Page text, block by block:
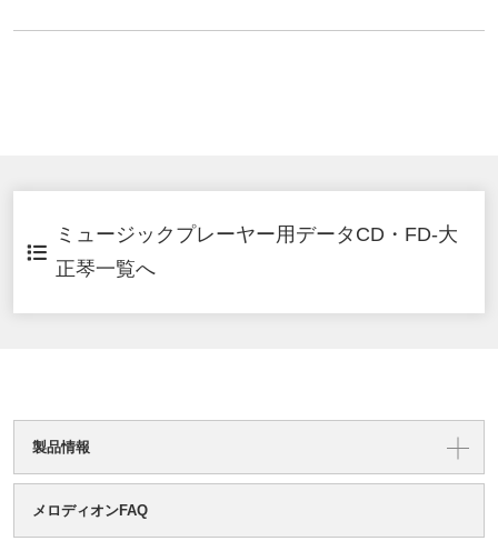
ミュージックプレーヤー用データCD・FD-大
正琴一覧へ
製品情報
メロディオンFAQ